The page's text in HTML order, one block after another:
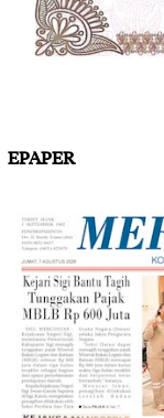
EPAPER